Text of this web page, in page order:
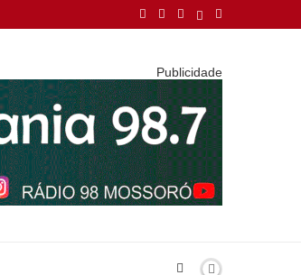
Publicidade